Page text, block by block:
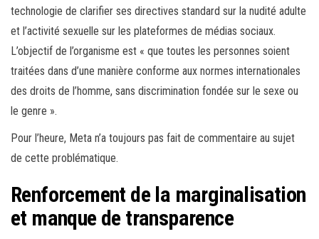
technologie de clarifier ses directives standard sur la nudité adulte
et l’activité sexuelle sur les plateformes de médias sociaux.
L’objectif de l’organisme est « que toutes les personnes soient
traitées dans d’une manière conforme aux normes internationales
des droits de l’homme, sans discrimination fondée sur le sexe ou
le genre ».
Pour l’heure, Meta n’a toujours pas fait de commentaire au sujet
de cette problématique.
Renforcement de la marginalisation
et manque de transparence